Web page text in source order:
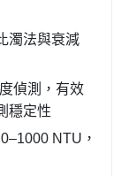
濁法與衰減
偵測，有效
穩定性
NTU，